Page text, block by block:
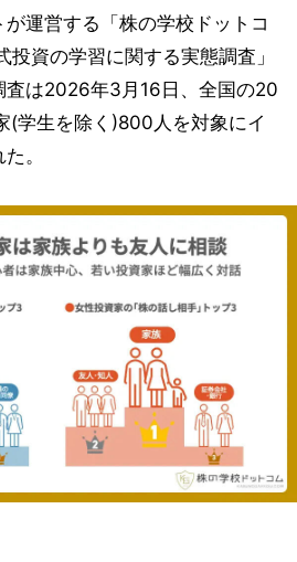
が運営する「株の学校ドットコ
資の学習に関する実態調査」
査は2026年3月16日、全国の20
(学生を除く)800人を対象にイ
。